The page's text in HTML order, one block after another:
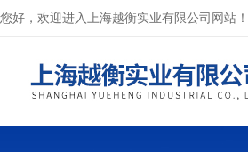
您好，欢迎进入上海越衡实业有限公司网站！